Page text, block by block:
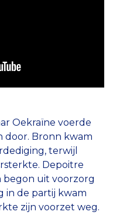
Oekraïne voerde
door. Bronn kwam
terwijl
Depoitre
uit voorzorg
in de partij kwam
zijn voorzet weg.